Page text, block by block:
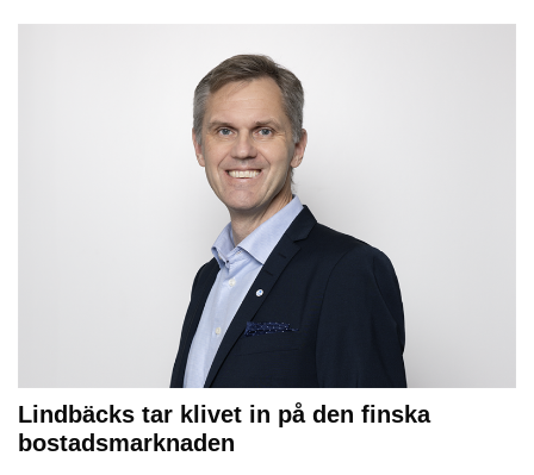
Lindbäcks tar klivet in på den finska
bostadsmarknaden